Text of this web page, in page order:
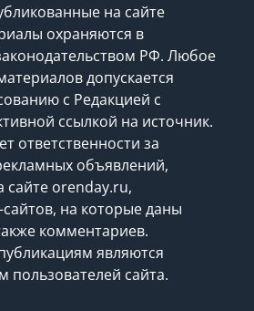
на сайте
охраняются в
РФ. Любое
допускается
с Редакцией с
ссылкой на источник.
ответственности за
объявлений,
orenday.ru,
на которые даны
комментариев.
являются
сайта.